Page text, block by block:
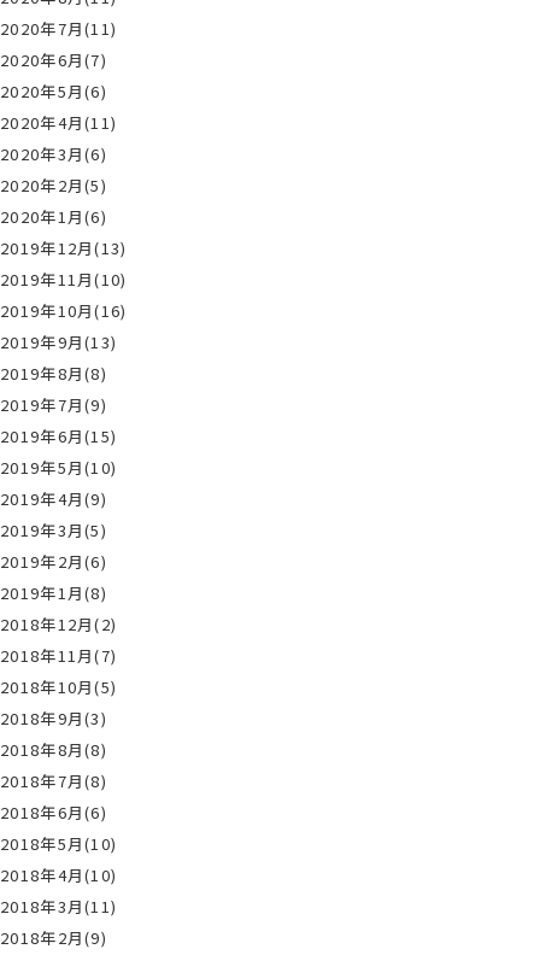
2020年7月(11)
2020年6月(7)
2020年5月(6)
2020年4月(11)
2020年3月(6)
2020年2月(5)
2020年1月(6)
2019年12月(13)
2019年11月(10)
2019年10月(16)
2019年9月(13)
2019年8月(8)
2019年7月(9)
2019年6月(15)
2019年5月(10)
2019年4月(9)
2019年3月(5)
2019年2月(6)
2019年1月(8)
2018年12月(2)
2018年11月(7)
2018年10月(5)
2018年9月(3)
2018年8月(8)
2018年7月(8)
2018年6月(6)
2018年5月(10)
2018年4月(10)
2018年3月(11)
2018年2月(9)